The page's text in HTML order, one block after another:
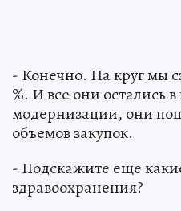
- Конечно. На круг мы
%. И все они остались
модернизации, они
объемов закупок.
- Подскажите еще
здравоохранения?